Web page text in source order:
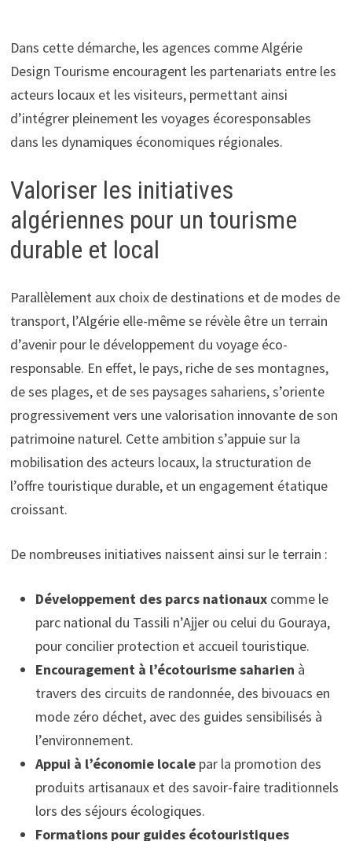
Dans cette démarche, les agences comme Algérie
Design Tourisme encouragent les partenariats entre les
acteurs locaux et les visiteurs, permettant ainsi
d’intégrer pleinement les voyages écoresponsables
dans les dynamiques économiques régionales.
Valoriser les initiatives
algériennes pour un tourisme
durable et local
Parallèlement aux choix de destinations et de modes de
transport, l’Algérie elle-même se révèle être un terrain
d’avenir pour le développement du voyage éco-
responsable. En effet, le pays, riche de ses montagnes,
de ses plages, et de ses paysages sahariens, s’oriente
progressivement vers une valorisation innovante de son
patrimoine naturel. Cette ambition s’appuie sur la
mobilisation des acteurs locaux, la structuration de
l’offre touristique durable, et un engagement étatique
croissant.
De nombreuses initiatives naissent ainsi sur le terrain :
Développement des parcs nationauxcomme le
parc national du Tassili n’Ajjer ou celui du Gouraya,
pour concilier protection et accueil touristique.
Encouragement à l’écotourisme saharien à
travers des circuits de randonnée, des bivouacs en
mode zéro déchet, avec des guides sensibilisés à
l’environnement.
Appui à l’économie localepar la promotion des
produits artisanaux et des savoir-faire traditionnels
lors des séjours écologiques.
Formations pour guides écotouristiques